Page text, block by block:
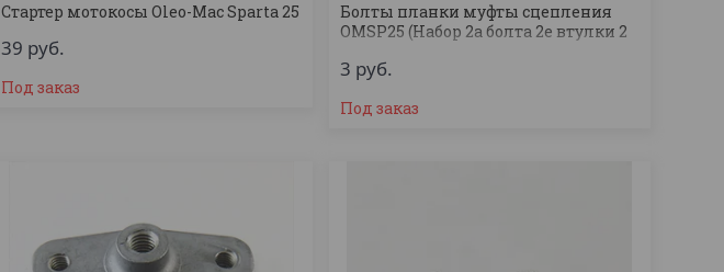
Стартер мотокосы Oleo-Mac Sparta 25
39 руб.
Под заказ
Болты планки муфты сцепления
OMSP25 (Набор 2а болта 2е втулки 2
3 руб.
Под заказ